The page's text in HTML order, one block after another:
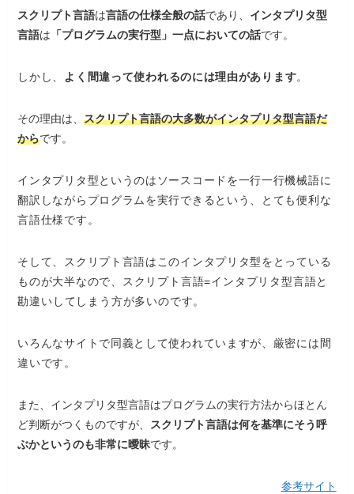
スクリプト言語は言語の仕様全般の話であり、 インタプリタ型
言語は 「プログラムの実行型」一点においての話です。
しかし、 よく間違って使われるのには理由があります。
その理由は、スクリプト言語の大多数がインタプリタ型言語だ
からです。
インタプリタ型というのはソースコードを一行一行機械語に
翻訳しながらプログラムを実行できるという、とても便利な
言語仕様です。
そして、スクリプト言語はこのインタプリタ型をとっている
ものが大半なので、 スクリプト言語=インタプリタ型言語と
勘違いしてしまう方が多いのです。
いろんなサイトで同義として使われていますが、厳密には間
違いです。
また、インタプリタ型言語はプログラムの実行方法からほとん
ど判断がつくものですが、 スクリプト言語は何を基準にそう呼
ぶかというのも非常に曖昧です。
参考サイト